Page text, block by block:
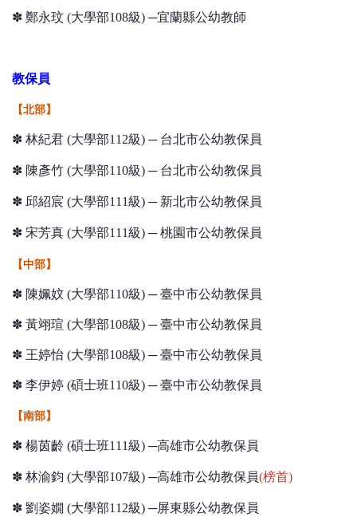
✽ 鄭永玟 (大學部108級) ─宜蘭縣公幼教師
教保員
【北部】
✽ 林紀君 (大學部112級) ─ 台北市公幼教保員
✽ 陳彥竹 (大學部110級) ─ 台北市公幼教保員
✽ 邱紹宸 (大學部111級) ─ 新北市公幼教保員
✽ 宋芳真 (大學部111級) ─ 桃園市公幼教保員
【中部】
✽ 陳姵妏 (大學部110級) ─ 臺中市公幼教保員
✽ 黃翊瑄 (大學部108級) ─ 臺中市公幼教保員
✽ 王婷怡 (大學部108級) ─ 臺中市公幼教保員
✽ 李伊婷 (碩士班110級) ─ 臺中市公幼教保員
【南部】
✽ 楊茵齡 (碩士班111級) ─高雄市公幼教保員
✽ 林渝鈞 (大學部107級) ─高雄市公幼教保員(榜首)
✽ 劉姿嫺 (大學部112級) ─屏東縣公幼教保員